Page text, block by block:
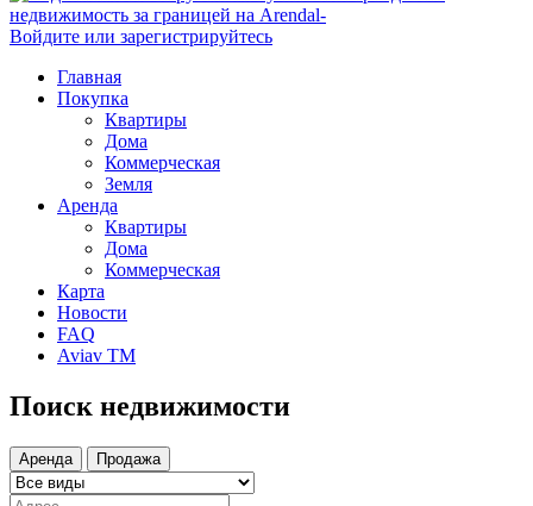
Войдите или зарегистрируйтесь
Главная
Покупка
Квартиры
Дома
Коммерческая
Земля
Аренда
Квартиры
Дома
Коммерческая
Карта
Новости
FAQ
Aviav TM
Поиск недвижимости
Аренда Продажа